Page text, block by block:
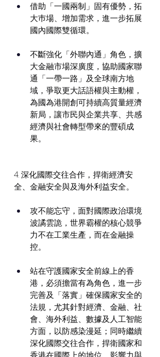
借助「一國兩制」固有優勢，拓
大巿場、增加需求，進一步拓展
國內國際雙循環。
不斷強化「外聯內通」角色，擴
大金融市場深廣度，協助國家聯
通「一帶一路」及全球南方地
域，爭取更大話語權與主動權，
為國為港開創可持續高質量經濟
新局，讓市民與企業共享、共感
經濟與社會轉型帶來的豐碩成
果。
4. 深化國際交往合作，捍衛經濟安
全、金融安全與及海外利益安全。
攻不能忘守，面對國際政治環境
波譎雲詭，世界霸權的核心競爭
力不在工業生產，而在金融操
控。
站在守護國家安全前線上的香
港，必須擔當有為角色，進一步
完善及「落實」確保國家安全的
法規，尤其針對經濟、金融、社
會、海外利益、數據及人工智能
方面，以防感染漫延；同時繼續
深化國際交往合作，捍衛國家和